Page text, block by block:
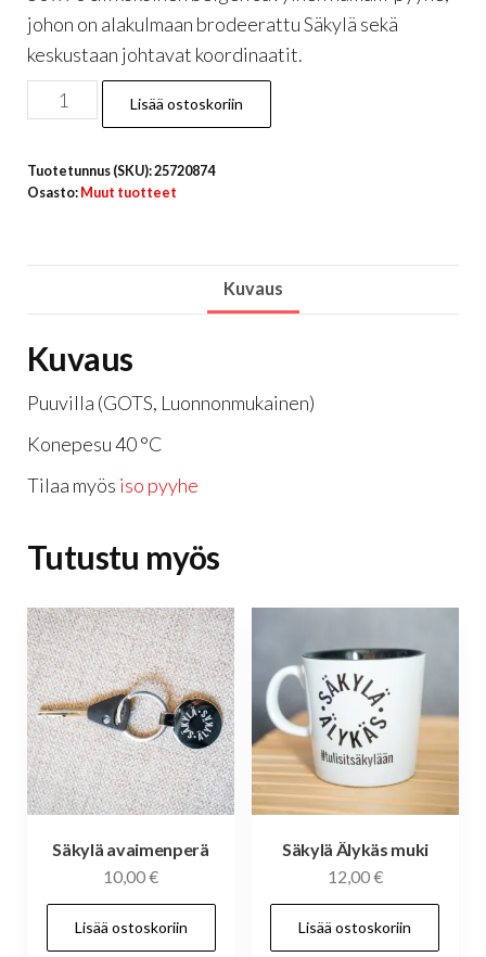
johon on alakulmaan brodeerattu Säkylä sekä
keskustaan johtavat koordinaatit.
Säkylä
hamam-
pieni
Lisää ostoskoriin
Tuotetunnus (SKU):25720874
Osasto: Muut tuotteet
Kuvaus
Kuvaus
Puuvilla (GOTS, Luonnonmukainen)
Konepesu 40 °C
Tilaa myös iso pyyhe
Tutustu myös
Säkylä avaimenperä
10,00€
Lisää ostoskoriin
Säkylä Älykäs muki
12,00€
Lisää ostoskoriin